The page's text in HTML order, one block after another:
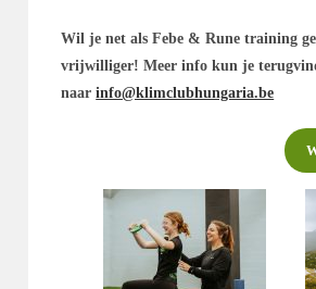
Wil je net als Febe & Rune training
vrijwilliger! Meer info kun je
naarinfo@klimclubhungaria.be